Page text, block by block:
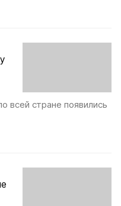
всей стране появились